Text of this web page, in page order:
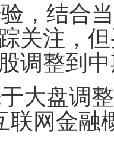
，结合
关注，
调整到
大盘调
联网金融